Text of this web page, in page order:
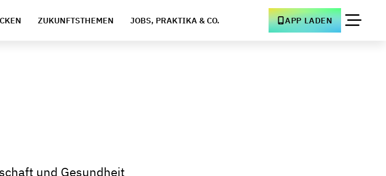
ZUKUNFTSTHEMEN JOBS, PRAKTIKA & CO. APP LADEN
und Gesundheit